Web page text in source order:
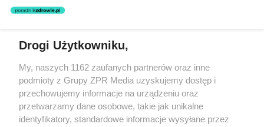
nie prowadzi działalności leczniczej polegającej na udzielaniu
świadczeń zdrowotnych w rozumieniu art. 3 ust 1 ustawy o
Żaden utwór zamieszczony w serwisie nie może być powielany i
rozpowszechniany lub dalej rozpowszechniany w jakikolwiek sposób
(w tym także elektroniczny lub mechaniczny) na jakimkolwiek polu
eksploatacji w jakiejkolwiek formie, włącznie z umieszczaniem w
Internecie bez pisemnej zgody właściciela praw. Jakiekolwiek użycie
lub wykorzystanie utworów w całości lub w części z naruszeniem
prawa, tzn. bez właściwej zgody, jest zabronione pod groźbą kary i
Drogi Użytkowniku,
My, naszych 1162 zaufanych partnerów oraz inne
podmioty z Grupy ZPR Media uzyskujemy dostęp i
przechowujemy informacje na urządzeniu oraz
przetwarzamy dane osobowe, takie jak unikalne
identyfikatory, standardowe informacje wysyłane przez